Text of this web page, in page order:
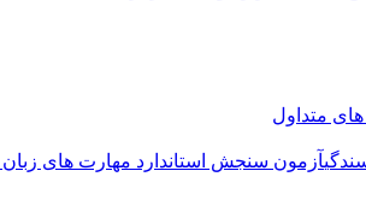
متداول
آزمون سنجش استاندارد مهارت های